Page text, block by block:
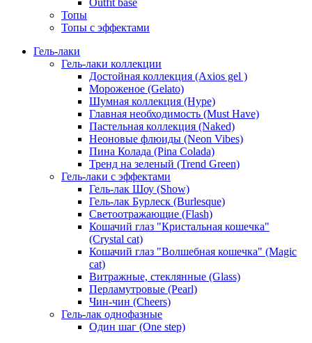
Топы
Топы с эффектами
Гель-лаки
Гель-лаки коллекции
Достойная коллекция (Axios gel )
Мороженое (Gelato)
Шумная коллекция (Hype)
Главная необходимость (Must Have)
Пастельная коллекция (Naked)
Неоновые флюиды (Neon Vibes)
Пина Колада (Pina Colada)
Тренд на зеленый (Trend Green)
Гель-лаки с эффектами
Гель-лак Шоу (Show)
Гель-лак Бурлеск (Burlesque)
Светоотражающие (Flash)
Кошачий глаз "Кристальная кошечка"
(Crystal cat)
Кошачий глаз "Волшебная кошечка" (Magic
cat)
Витражные, стеклянные (Glass)
Перламутровые (Pearl)
Чин-чин (Cheers)
Гель-лак однофазные
Один шаг (One step)